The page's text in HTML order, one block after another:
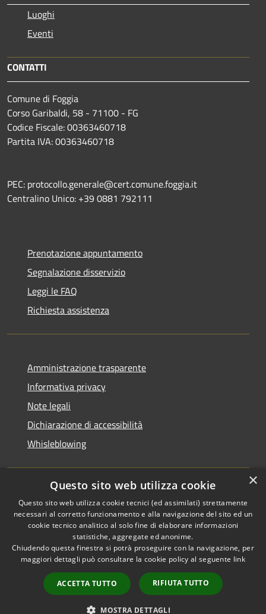
Luoghi
Eventi
CONTATTI
Comune di Foggia
Corso Garibaldi, 58 - 71100 - FG
Codice Fiscale: 00363460718
Partita IVA: 00363460718
PEC: protocollo.generale@cert.comune.foggia.it
Centralino Unico: +39 0881 792111
Prenotazione appuntamento
Segnalazione disservizio
Leggi le FAQ
Richiesta assistenza
Amministrazione trasparente
Informativa privacy
Note legali
Dichiarazione di accessibilità
Whisleblowing
RSS
Accessibilità
Privacy
Cookie
Mappa del sito
Codici IPA
Area dipendenti
Copyright © 2026 • Comune di
Foggia • Powered by
Municipium•Accesso
redazione
×
Questo sito web utilizza cookie
Questo sito web utilizza cookie tecnici (ed assimilati) strettamente
necessari al corretto funzionamento e alla navigazione del sito ed un
cookie tecnico analitico al solo fine di elaborare informazioni
statistiche, aggregate ed anonime.
Chiudendo questa finestra si potrà proseguire con la navigazione, per
maggiori dettagli può consultare la cookie policy al seguente link
ACCETTA TUTTO RIFIUTA TUTTO
MOSTRA DETTAGLI